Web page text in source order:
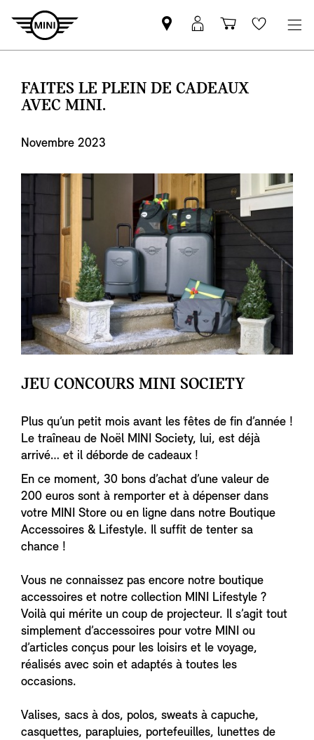
Trouver
un
MINI
Connexion
MyMINI
PanierFavoris
FAITES LE PLEIN DE CADEAUX
AVEC MINI.
Novembre 2023
JEU CONCOURS MINI SOCIETY
Plus qu’un petit mois avant les fêtes de fin d’année !
Le traîneau de Noël MINI Society, lui, est déjà
arrivé… et il déborde de cadeaux !
En ce moment, 30 bons d’achat d’une valeur de
200 euros sont à remporter et à dépenser dans
votre MINI Store ou en ligne dans notre Boutique
Accessoires & Lifestyle. Il suffit de tenter sa
chance !
Vous ne connaissez pas encore notre boutique
accessoires et notre collection MINI Lifestyle ?
Voilà qui mérite un coup de projecteur. Il s’agit tout
simplement d’accessoires pour votre MINI ou
d’articles conçus pour les loisirs et le voyage,
réalisés avec soin et adaptés à toutes les
occasions.
Valises, sacs à dos, polos, sweats à capuche,
casquettes, parapluies, portefeuilles, lunettes de